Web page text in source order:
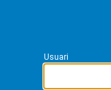
Usuari